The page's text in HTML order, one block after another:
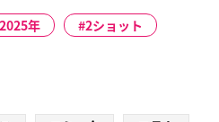
2025年
2ショット